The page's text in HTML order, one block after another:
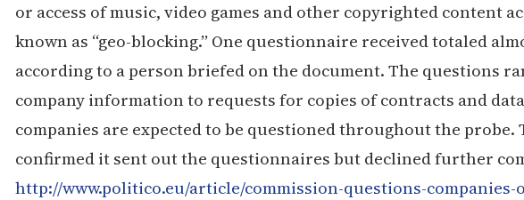
or access of music, video games and other copyrighted content
known as “geo-blocking.” One questionnaire received totaled
according to a person briefed on the document. The questions
company information to requests for copies of contracts and
companies are expected to be questioned throughout the probe.
confirmed it sent out the questionnaires but declined further
http://www.politico.eu/article/commission-questions-companies-